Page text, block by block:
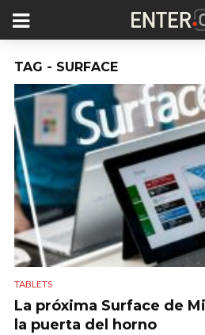
TAG - SURFACE
TABLETS
La próxima Surface de
la puerta del horno